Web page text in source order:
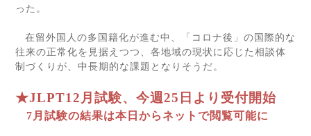
った。
在留外国人の多国籍化が進む中、「コロナ後」の国際的な
往来の正常化を見据えつつ、各地域の現状に応じた相談体
制づくりが、中長期的な課題となりそうだ。
★JLPT12 月試験、今週 25 日より受付開始
7 月試験の結果は本日からネットで閲覧可能に